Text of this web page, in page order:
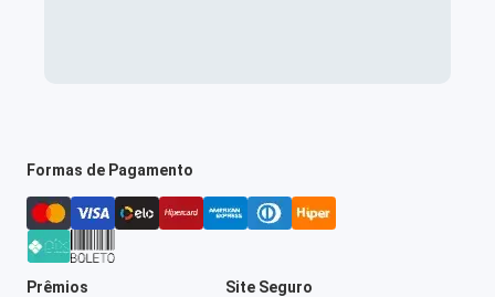
Formas de Pagamento
Prêmios Site Seguro